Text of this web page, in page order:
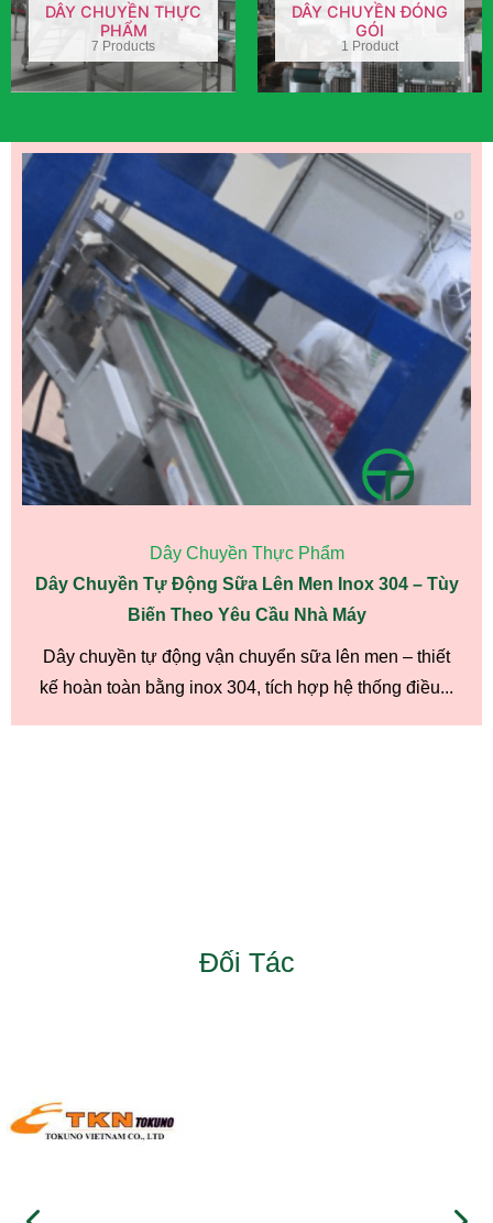
DÂY CHUYỀN THỰC
PHẨM
7 Products
DÂY CHUYỀN ĐÓNG
GÓI
1 Product
Dây Chuyền Thực Phẩm
Dây Chuyền Tự Động Sữa Lên Men Inox 304 – Tùy
Biến Theo Yêu Cầu Nhà Máy
Dây chuyền tự động vận chuyển sữa lên men – thiết
kế hoàn toàn bằng inox 304, tích hợp hệ thống điều...
Đối Tác